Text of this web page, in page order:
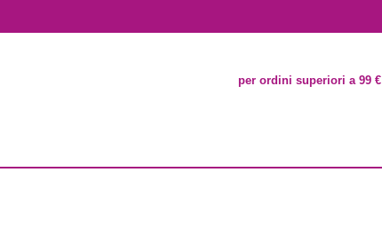
per ordini superiori a 99 €